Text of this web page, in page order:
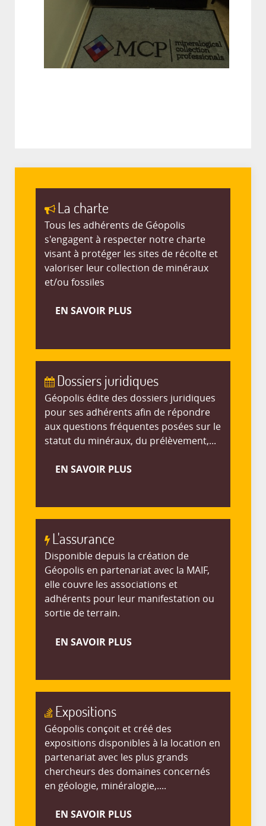
La charte
Tous les adhérents de Géopolis
s'engagent à respecter notre charte
visant à protéger les sites de récolte et
valoriser leur collection de minéraux
et/ou fossiles
EN SAVOIR PLUS
Dossiers juridiques
Géopolis édite des dossiers juridiques
pour ses adhérents afin de répondre
aux questions fréquentes posées sur le
statut du minéraux, du prélèvement,...
EN SAVOIR PLUS
L'assurance
Disponible depuis la création de
Géopolis en partenariat avec la MAIF,
elle couvre les associations et
adhérents pour leur manifestation ou
sortie de terrain.
EN SAVOIR PLUS
Expositions
Géopolis conçoit et créé des
expositions disponibles à la location en
partenariat avec les plus grands
chercheurs des domaines concernés
en géologie, minéralogie,....
EN SAVOIR PLUS